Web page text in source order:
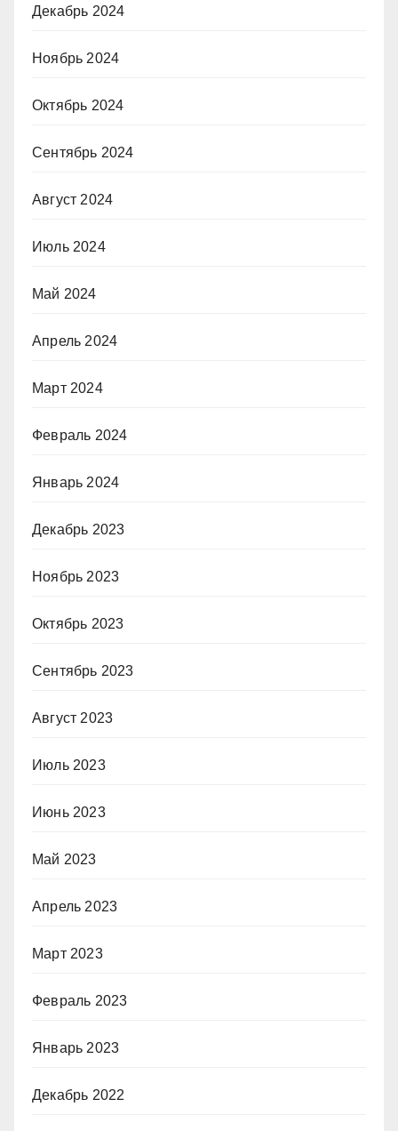
Декабрь 2024
Ноябрь 2024
Октябрь 2024
Сентябрь 2024
Август 2024
Июль 2024
Май 2024
Апрель 2024
Март 2024
Февраль 2024
Январь 2024
Декабрь 2023
Ноябрь 2023
Октябрь 2023
Сентябрь 2023
Август 2023
Июль 2023
Июнь 2023
Май 2023
Апрель 2023
Март 2023
Февраль 2023
Январь 2023
Декабрь 2022